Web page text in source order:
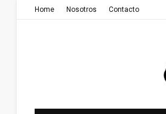
Home Nosotros Contacto